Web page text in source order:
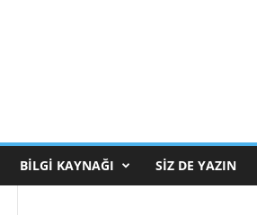
BILGI KAYNAĞI SIZ DE YAZIN